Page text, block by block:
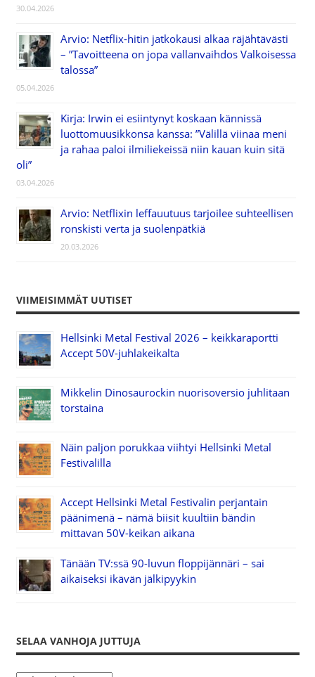
30.04.2026
Arvio: Netflix-hitin jatkokausi alkaa räjähtävästi
– ”Tavoitteena on jopa vallanvaihdos Valkoisessa
talossa”
05.04.2026
Kirja: Irwin ei esiintynyt koskaan kännissä
luottomuusikkonsa kanssa: ”Välillä viinaa meni
ja rahaa paloi ilmiliekeissä niin kauan kuin sitä
oli”
03.04.2026
Arvio: Netflixin leffauutuus tarjoilee suhteellisen
ronskisti verta ja suolenpätkiä
20.03.2026
VIIMEISIMMÄT UUTISET
Hellsinki Metal Festival 2026 – keikkaraportti
Accept 50V-juhlakeikalta
Mikkelin Dinosaurockin nuorisoversio juhlitaan
torstaina
Näin paljon porukkaa viihtyi Hellsinki Metal
Festivalilla
Accept Hellsinki Metal Festivalin perjantain
päänimenä – nämä biisit kuultiin bändin
mittavan 50V-keikan aikana
Tänään TV:ssä 90-luvun floppijännäri – sai
aikaiseksi ikävän jälkipyykin
SELAA VANHOJA JUTTUJA